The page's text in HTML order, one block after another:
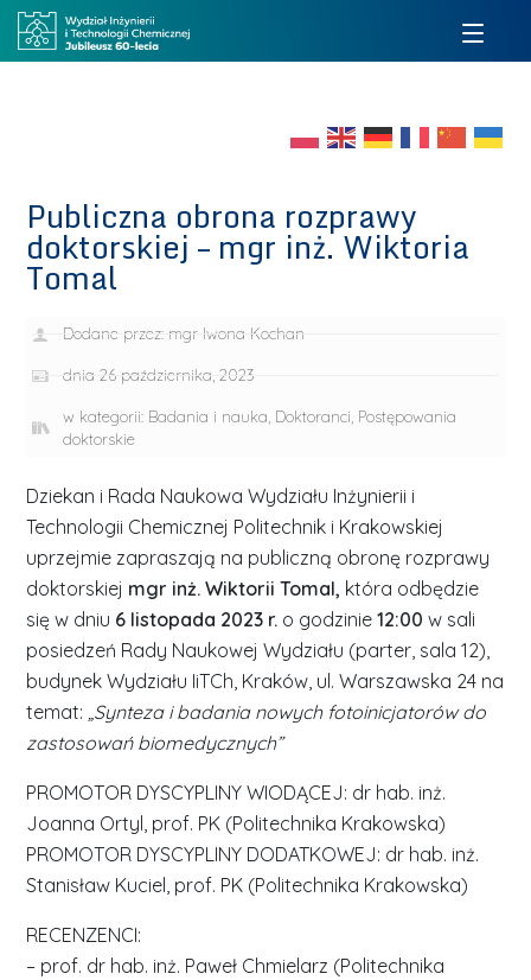
Publiczna obrona rozprawy
doktorskiej – mgr inż. Wiktoria
Tomal
Dodane przez: mgr Iwona Kochan
dnia 26 października, 2023
w kategorii: Badania i nauka, Doktoranci, Postępowania
doktorskie
Dziekan i Rada Naukowa Wydziału Inżynierii i
Technologii Chemicznej Politechnik i Krakowskiej
uprzejmie zapraszają na publiczną obronę rozprawy
doktorskiej mgr inż. Wiktorii Tomal, która odbędzie
się w dniu 6 listopada 2023 r. o godzinie12:00 w sali
posiedzeń Rady Naukowej Wydziału (parter, sala 12),
budynek Wydziału IiTCh, Kraków, ul. Warszawska 24 na
temat:„Synteza i badania nowych fotoinicjatorów do
zastosowań biomedycznych”
PROMOTOR DYSCYPLINY WIODĄCEJ: dr hab. inż.
Joanna Ortyl, prof. PK (Politechnika Krakowska)
PROMOTOR DYSCYPLINY DODATKOWEJ: dr hab. inż.
Stanisław Kuciel, prof. PK (Politechnika Krakowska)
RECENZENCI:
– prof. dr hab. inż. Paweł Chmielarz (Politechnika